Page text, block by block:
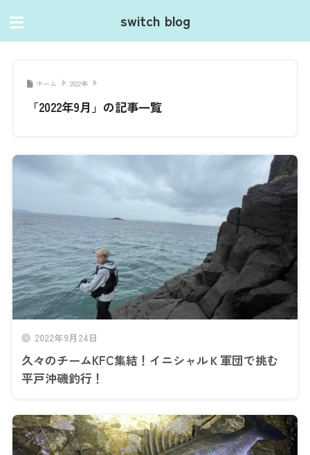
switch blog
ホーム 2022年
「2022年9月」の記事一覧
2022年9月24日
久々のチームKFC集結！イニシャルＫ軍団で挑む
平戸沖磯釣行！